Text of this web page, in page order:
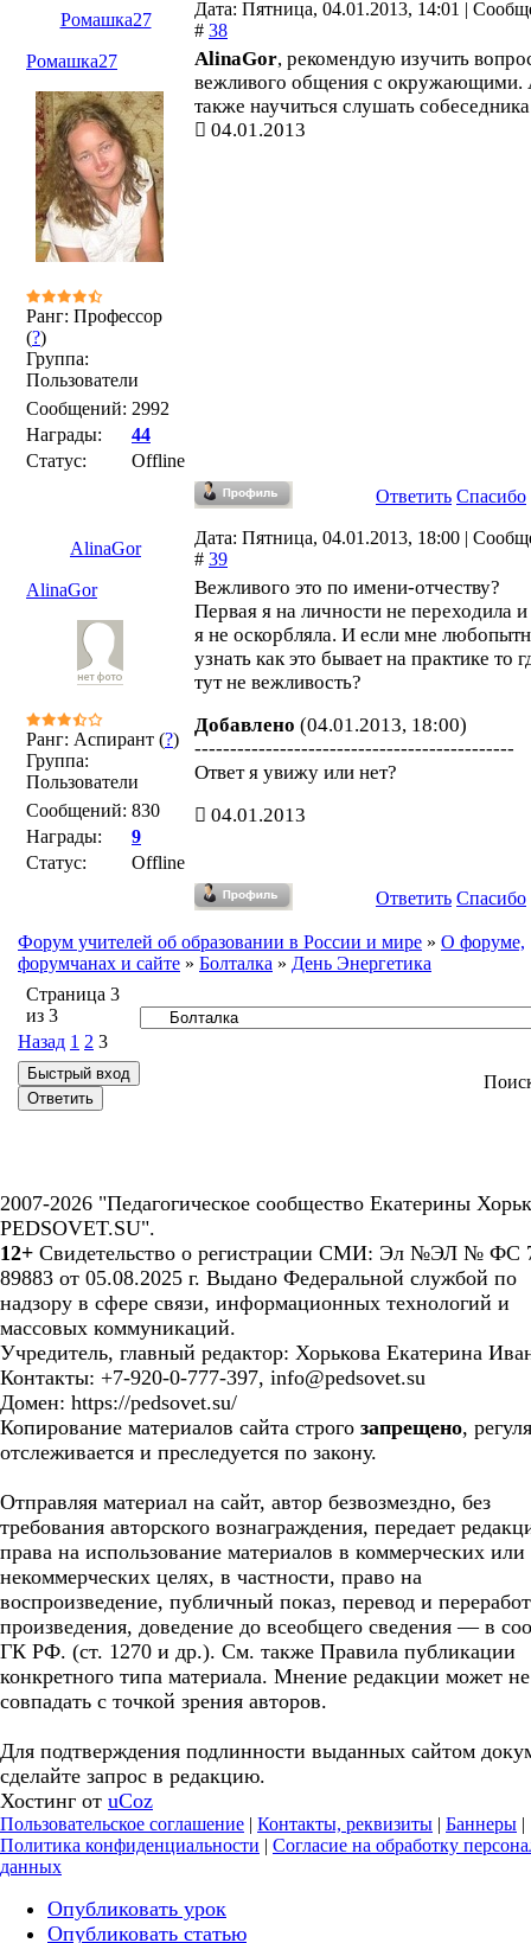
Ромашка27
Дата: Пятница, 04.01.2013, 14:01 |
# 38
Ромашка27
Ранг: Профессор
(?)
Группа:
Пользователи
Сообщений: 2992
Награды:
44
Статус:
Offline
AlinaGor, рекомендую изучить
вежливого общения с окружающими.
также научиться слушать
04.01.2013
Ответить Спасибо
AlinaGor
Дата: Пятница, 04.01.2013, 18:00 |
# 39
AlinaGor
Ранг: Аспирант (?)
Группа:
Пользователи
Сообщений: 830
Награды:
9
Статус:
Offline
Вежливого это по имени-отчеству?
Первая я на личности не переходила и
я не оскорбляла. И если мне
узнать как это бывает на практике то
тут не вежливость?
Добавлено (04.01.2013, 18:00)
---------------------------------------------
Ответ я увижу или нет?
04.01.2013
Ответить Спасибо
Форум учителей об образовании в России и мире » О форуме,
форумчанах и сайте » Болталка » День Энергетика
Страница 3
из 3
Назад 1 2 3
2007-2026 "Педагогическое сообщество Екатерины
PEDSOVET.SU".
12+ Свидетельство о регистрации СМИ: Эл №ЭЛ № ФС
89883 от 05.08.2025 г. Выдано Федеральной службой по
надзору в сфере связи, информационных технологий и
массовых коммуникаций.
Учредитель, главный редактор: Хорькова Екатерина
Контакты: +7-920-0-777-397, info@pedsovet.su
Домен: https://pedsovet.su/
Копирование материалов сайта строго запрещено,
отслеживается и преследуется по закону.
Отправляя материал на сайт, автор безвозмездно, без
требования авторского вознаграждения, передает
права на использование материалов в коммерческих или
некоммерческих целях, в частности, право на
воспроизведение, публичный показ, перевод и
произведения, доведение до всеобщего сведения — в
ГК РФ. (ст. 1270 и др.). См. также Правила публикации
конкретного типа материала. Мнение редакции может не
совпадать с точкой зрения авторов.
Для подтверждения подлинности выданных сайтом
сделайте запрос в редакцию.
Хостинг от uCoz
Пользовательское соглашение | Контакты, реквизиты | Баннеры |
Политика конфиденциальности | Согласие на обработку
данных
Опубликовать урок
Опубликовать статью